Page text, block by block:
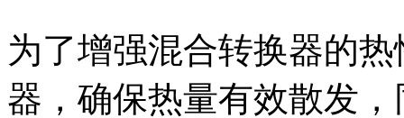
为了增强混合转换器的
器，确保热量有效散发